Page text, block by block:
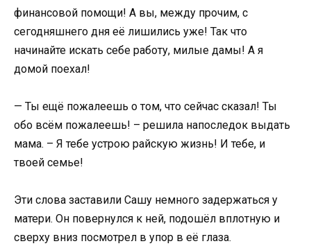
финансовой помощи! А вы, между прочим, с
сегодняшнего дня её лишились уже! Так что
начинайте искать себе работу, милые дамы! А я
домой поехал!
— Ты ещё пожалеешь о том, что сейчас сказал! Ты
обо всём пожалеешь! – решила напоследок выдать
мама. – Я тебе устрою райскую жизнь! И тебе, и
твоей семье!
Эти слова заставили Сашу немного задержаться у
матери. Он повернулся к ней, подошёл вплотную и
сверху вниз посмотрел в упор в её глаза.